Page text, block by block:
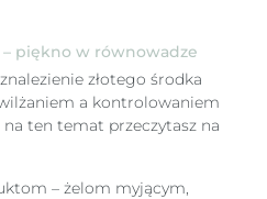
piękno w równowadze
złotego środka
a kontrolowaniem
ten temat przeczytasz na
– żelom myjącym,